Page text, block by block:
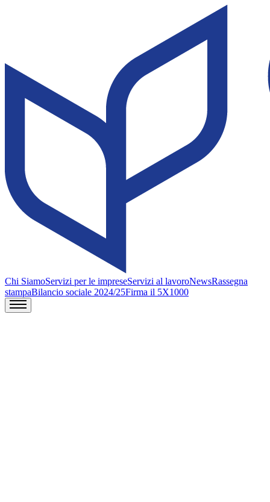
Chi SiamoServizi per le impreseServizi al lavoroNewsRassegna
stampaBilancio sociale 2024/25Firma il 5X1000